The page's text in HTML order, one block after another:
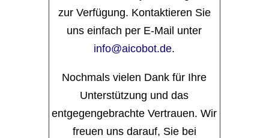
zur Verfügung. Kontaktieren Sie
uns einfach per E-Mail unter
info@aicobot.de.
Nochmals vielen Dank für Ihre
Unterstützung und das
entgegengebrachte Vertrauen. Wir
freuen uns darauf, Sie bei